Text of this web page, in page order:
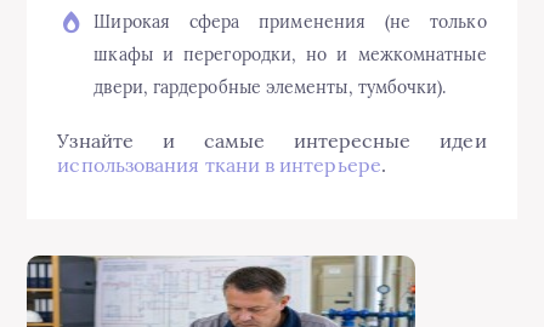
Широкая сфера применения (не только
шкафы и перегородки, но и межкомнатные
двери, гардеробные элементы, тумбочки).
Узнайте и самые интересные идеи
использования ткани в интерьере.